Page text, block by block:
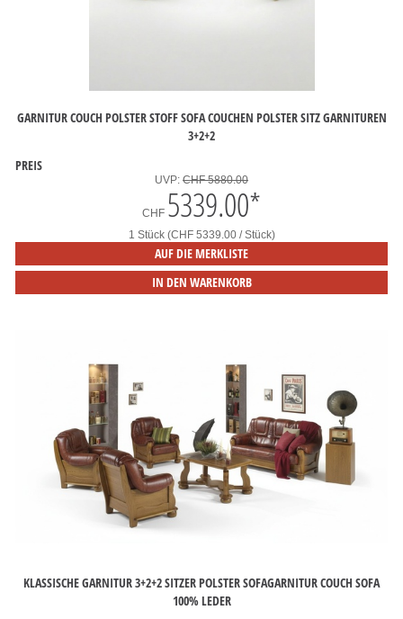
GARNITUR COUCH POLSTER STOFF SOFA COUCHEN POLSTER SITZ GARNITUREN
3+2+2
PREIS
UVP: CHF 5880.00
CHF 5339.00*
1 Stück (CHF 5339.00 / Stück)
AUF DIE MERKLISTE
IN DEN WARENKORB
KLASSISCHE GARNITUR 3+2+2 SITZER POLSTER SOFAGARNITUR COUCH SOFA
100% LEDER